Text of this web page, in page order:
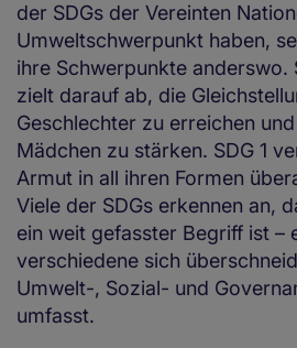
der SDGs der Vereinten
Umweltschwerpunkt haben,
ihre Schwerpunkte anderswo.
zielt darauf ab, die
Geschlechter zu erreichen
Mädchen zu stärken. SDG 1
Armut in all ihren Formen
Viele der SDGs erkennen an,
ein weit gefasster Begriff ist –
verschiedene sich
Umwelt-, Sozial- und
umfasst.